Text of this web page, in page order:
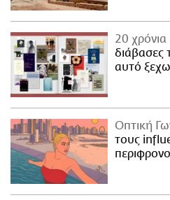
20 χρόνια
διάβασες
αυτό
Οπτική
τους